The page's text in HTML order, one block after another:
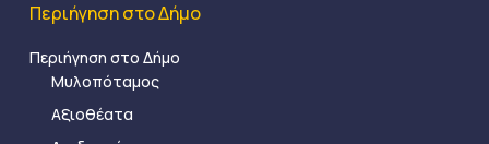
Περιήγηση στο Δήμο
Περιήγηση στο Δήμο
Μυλοπόταμος
Αξιοθέατα